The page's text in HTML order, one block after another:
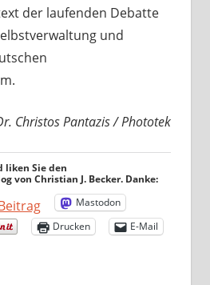
der laufenden Debatte
und
Christos Pantazis / Phototek
liken Sie den
von Christian J. Becker. Danke:
Mastodon
Drucken E-Mail